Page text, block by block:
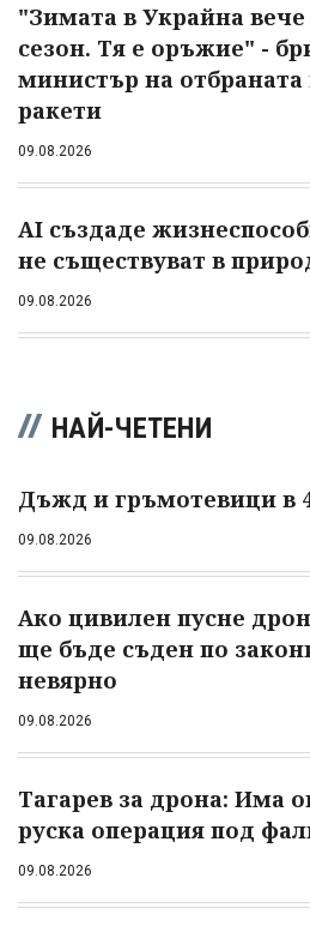
"Зимата в Украйна вече
сезон. Тя е оръжие" -
министър на отбраната
ракети
09.08.2026
AI създаде
не съществуват в
09.08.2026
НАЙ-ЧЕТЕНИ
Дъжд и гръмотевици в
09.08.2026
Ако цивилен пусне
ще бъде съден по
невярно
09.08.2026
Тагарев за дрона: Има
руска операция под
09.08.2026